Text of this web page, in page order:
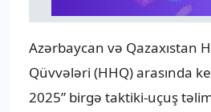
Azərbaycan və Qazaxıstan
Qüvvələri (HHQ) arasında
2025” birgə taktiki-uçuş